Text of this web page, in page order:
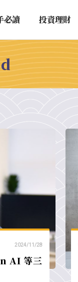
必讀 投資理財
2024/11/28
AI 等三